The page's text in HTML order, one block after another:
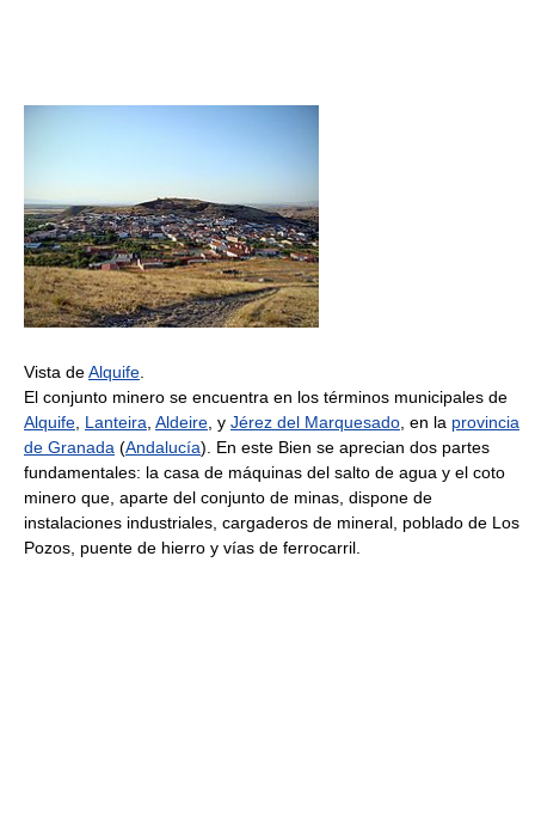
Vista deAlquife
El conjunto minero se encuentra en los términos municipales de
Alquife Lanteira Aldeire , y Jérez del Marquesado , en la provincia
de Granada (Andalucía). En este Bien se aprecian dos partes
fundamentales: la casa de máquinas del salto de agua y el coto
minero que, aparte del conjunto de minas, dispone de
instalaciones industriales, cargaderos de mineral, poblado de Los
Pozos, puente de hierro y vías de ferrocarril.